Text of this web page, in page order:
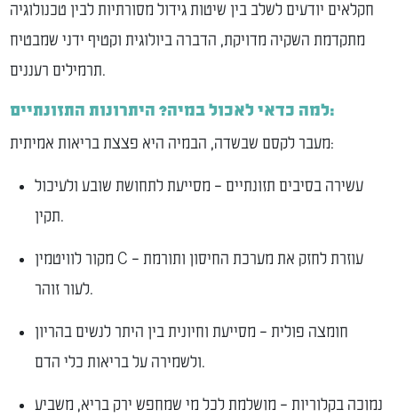
חקלאים יודעים לשלב בין שיטות גידול מסורתיות לבין טכנולוגיה
מתקדמת השקיה מדויקת, הדברה ביולוגית וקטיף ידני שמבטיח
תרמילים רעננים.
למה כדאי לאכול במיה? היתרונות התזונתיים:
מעבר לקסם שבשדה, הבמיה היא פצצת בריאות אמיתית:
עשירה בסיבים תזונתיים – מסייעת לתחושת שובע ולעיכול
תקין.
מקור לוויטמין C – עוזרת לחזק את מערכת החיסון ותורמת
לעור זוהר.
חומצה פולית – מסייעת וחיונית בין היתר לנשים בהריון
ולשמירה על בריאות כלי הדם.
נמוכה בקלוריות – מושלמת לכל מי שמחפש ירק בריא, משביע